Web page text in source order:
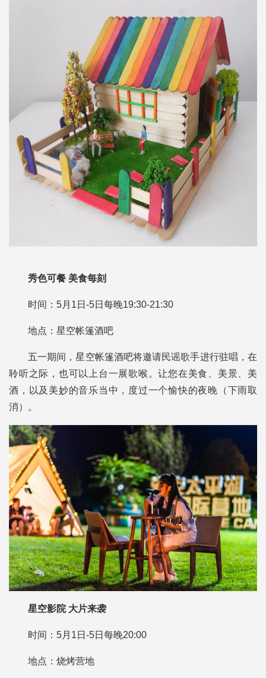
秀色可餐 美食每刻
时间：5月1日-5日每晚19:30-21:30
地点：星空帐篷酒吧
五一期间，星空帐篷酒吧将邀请民谣歌手进行驻唱，在
聆听之际，也可以上台一展歌喉。让您在美食、美景、美
酒，以及美妙的音乐当中，度过一个愉快的夜晚（下雨取
消）。
星空影院 大片来袭
时间：5月1日-5日每晚20:00
地点：烧烤营地